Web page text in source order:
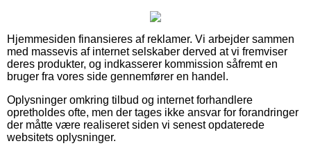
Hjemmesiden finansieres af reklamer. Vi arbejder sammen
med massevis af internet selskaber derved at vi fremviser
deres produkter, og indkasserer kommission såfremt en
bruger fra vores side gennemfører en handel.
Oplysninger omkring tilbud og internet forhandlere
opretholdes ofte, men der tages ikke ansvar for forandringer
der måtte være realiseret siden vi senest opdaterede
websitets oplysninger.